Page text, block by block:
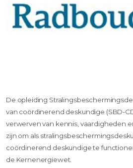
De opleiding
van coördinerend deskundige (SBD-
verwerven van kennis, vaardigheden
zijn om als
coördinerend deskundige te
de Kernenergiewet.